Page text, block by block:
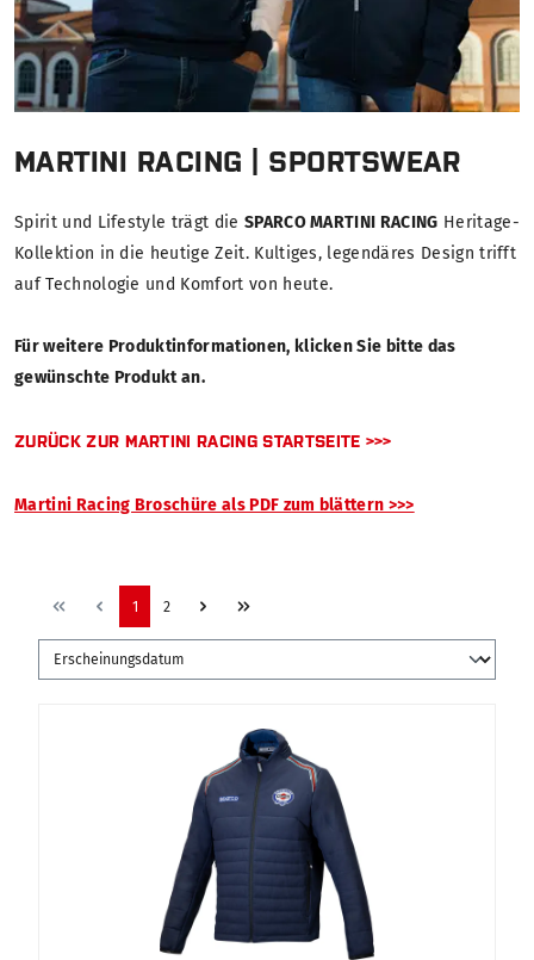
MARTINI RACING | SPORTSWEAR
Spirit und Lifestyle trägt die SPARCO MARTINI RACING Heritage-
Kollektion in die heutige Zeit. Kultiges, legendäres Design trifft
auf Technologie und Komfort von heute.
Für weitere Produktinformationen, klicken Sie bitte das
gewünschte Produkt an.
ZURÜCK ZUR MARTINI RACING STARTSEITE >>>
Martini Racing Broschüre als PDF zum blättern >>>
1 2